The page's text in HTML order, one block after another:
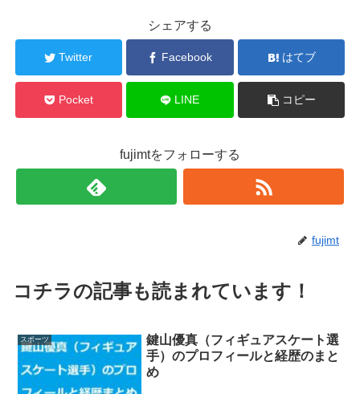
シェアする
Twitter Facebook はてブ
Pocket LINE コピー
fujimtをフォローする
fujimt
コチラの記事も読まれています！
スポーツ
鍵山優真（フィギュアスケート選
手）のプロフィールと経歴のまと
め